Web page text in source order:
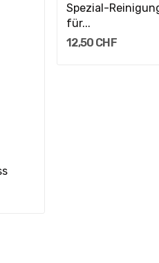
Spezial-
für...
12,50 CHF